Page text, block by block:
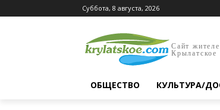
Суббота, 8 августа, 2026
Сайт
Крылатское
ОБЩЕСТВО КУЛЬТУРА/